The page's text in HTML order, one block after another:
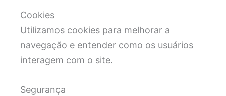
Cookies
Utilizamos cookies para melhorar a
navegação e entender como os usuários
interagem com o site.
Segurança